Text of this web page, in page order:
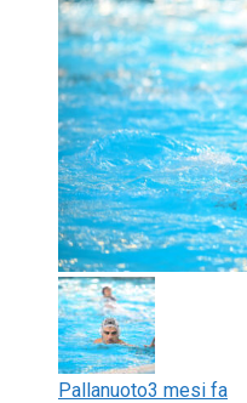
Pallanuoto3 mesi fa